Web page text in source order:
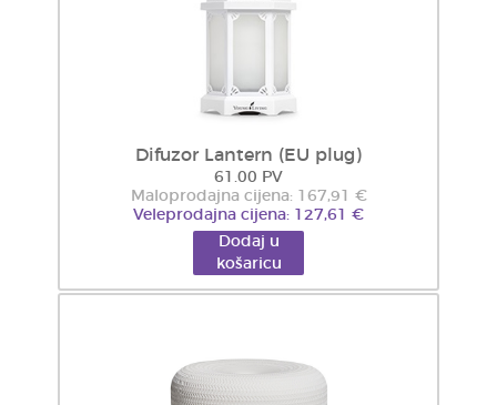
Difuzor Lantern (EU plug)
61.00 PV
Maloprodajna cijena: 167,91 €
Veleprodajna cijena: 127,61 €
Dodaj u
košaricu